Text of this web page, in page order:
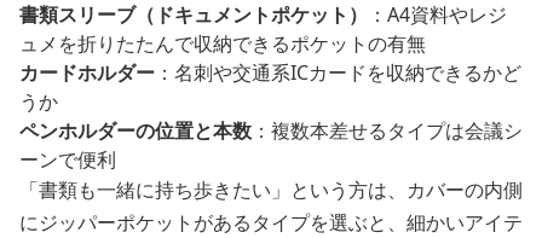
書類スリーブ（ドキュメントポケット）
：A4資料やレジ
ュメを折りたたんで収納できるポケットの有無
カードホルダー ：名刺や交通系ICカードを収納できるかど
うか
ペンホルダーの位置と本数：複数本差せるタイプは会議シ
ーンで便利
「書類も一緒に持ち歩きたい」という方は、カバーの内側
にジッパーポケットがあるタイプを選ぶと、細かいアイテ